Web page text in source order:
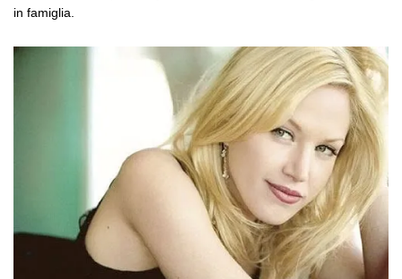
in famiglia.